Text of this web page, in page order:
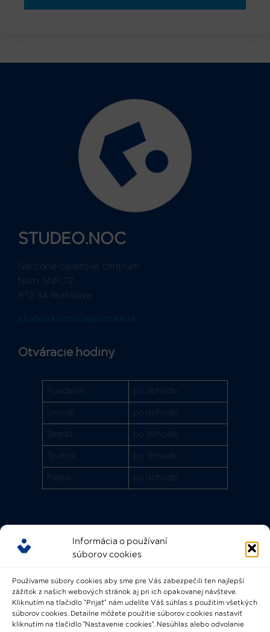
Informácia o používaní
súborov cookies
Používame súbory cookies aby sme pre Vás zabezpečili ten najlepší
zážitok z našich webových stránok aj pri ich opakovanej návšteve.
Kliknutím na tlačidlo “Prijať” nám udelíte Váš súhlas s použitím všetkých
súborov cookies. Detailne môžete použitie súborov cookies nastaviť
kliknutím na tlačidlo "Nastavenie cookies". Nesúhlas alebo odvolanie
STUDEO.NOC
Národné osvetové centrum
Nám. SNP 12
812 34 Bratislava
studeo.kniznica@nocka.sk
Otváracie hodiny
Pondelok po dohode
Utorok po dohode
Streda po dohode
Štvrtok po dohode
Piatok po dohode
Rýchle odkazy
Bádateľský poriadok
Knižničný a výpožičný poriadok
Všeobecné podmienky